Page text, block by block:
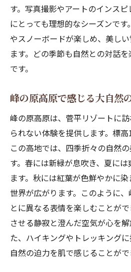
高地特有の健康効果を
深呼吸で感じる新鮮な
心と身体を整える自然
高地リゾートでの健康
高地での静かなひとと
菅平で味わう地元の食
おすすめレストランと
グルメフェスティバル
地元の名産品をお土産
知っておきたい地域の
特別な思い出を作るた
忘れられない特別な体験を
思い出に残る体験型ア
す。写真撮影やアートのインス
にとっても理想的なシーズンで
やスノーボードが楽しめ、美し
ます。どの季節も自然との対話
です。
峰の原高原で感じる大自然
峰の原高原は、菅平リゾートに
られない体験を提供します。標
この高地では、四季折々の自然
す。春には新緑が息吹き、夏に
ます。秋には紅葉が色鮮やかに
世界が広がります。このように
とに異なる表情を楽しむことが
させる静寂と澄んだ空気が心を
た、ハイキングやトレッキング
自然の迫力を肌で感じることがで